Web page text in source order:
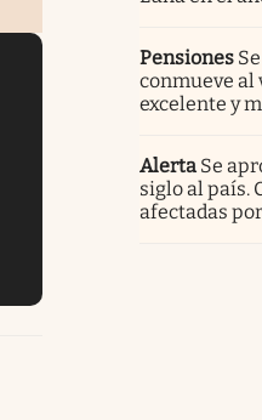
Pensiones
conmueve al
excelente y
Alerta Se
siglo al país.
afectadas